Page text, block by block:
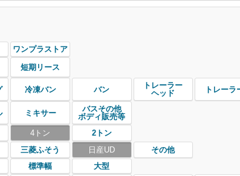
ワンプラストア
短期リース
冷凍バン バン
トレーラー
ヘッド
トレーラ
ミキサー
バスその他
ボディ販売等
4トン
2トン
三菱ふそう 日産UD
その他
標準幅
大型